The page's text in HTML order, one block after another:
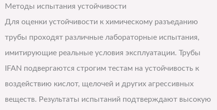
Методы испытания устойчивости
Для оценки устойчивости к химическому разъеданию
трубы проходят различные лабораторные испытания,
имитирующие реальные условия эксплуатации. Трубы
IFAN подвергаются строгим тестам на устойчивость к
воздействию кислот, щелочей и других агрессивных
веществ. Результаты испытаний подтверждают высокую